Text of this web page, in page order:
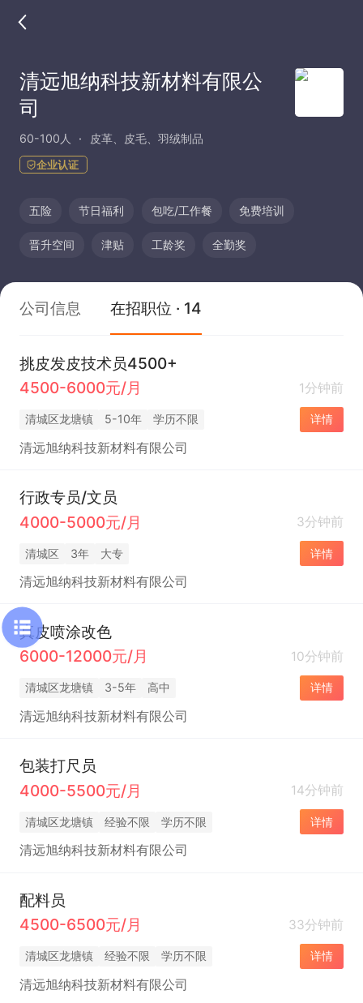
清远旭纳科技新材料有限公
司
60-100人 皮革、皮毛、羽绒制品
企业认证
五险 节日福利 包吃/工作餐 免费培训
晋升空间 津贴 工龄奖 全勤奖
公司信息 在招职位 · 14
挑皮发皮技术员4500+
4500-6000元/月
1分钟前
清城区龙塘镇 5-10年 学历不限 详情
清远旭纳科技新材料有限公司
行政专员/文员
4000-5000元/月
3分钟前
清城区 3年 大专 详情
清远旭纳科技新材料有限公司
真皮喷涂改色
6000-12000元/月
10分钟前
清城区龙塘镇 3-5年 高中 详情
清远旭纳科技新材料有限公司
包装打尺员
4000-5500元/月
14分钟前
清城区龙塘镇 经验不限 学历不限 详情
清远旭纳科技新材料有限公司
配料员
4500-6500元/月
33分钟前
清城区龙塘镇 经验不限 学历不限 详情
清远旭纳科技新材料有限公司